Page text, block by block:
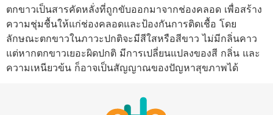
ตกขาวเป็นสารคัดหลั่งที่ถูกขับออกมาจากช่องคลอด เพื่อสร้าง
ความชุ่มชื้นให้แก่ช่องคลอดและป้องกันการติดเชื้อ โดย
ลักษณะตกขาวในภาวะปกติจะมีสีใสหรือสีขาว ไม่มีกลิ่นคาว
แต่หากตกขาวเยอะผิดปกติ มีการเปลี่ยนแปลงของสี กลิ่น และ
ความเหนียวข้น ก็อาจเป็นสัญญาณของปัญหาสุขภาพได้